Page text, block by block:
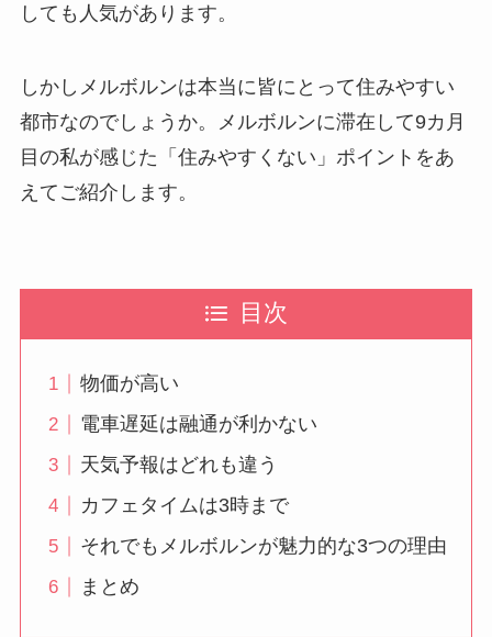
しても人気があります。
しかしメルボルンは本当に皆にとって住みやすい
都市なのでしょうか。メルボルンに滞在して9カ月
目の私が感じた「住みやすくない」ポイントをあ
えてご紹介します。
目次
物価が高い
電車遅延は融通が利かない
天気予報はどれも違う
カフェタイムは3時まで
それでもメルボルンが魅力的な3つの理由
まとめ